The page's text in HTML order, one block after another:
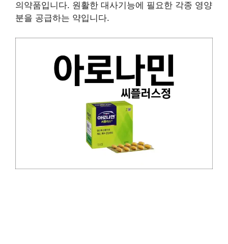
의약품입니다. 원활한 대사기능에 필요한 각종 영양
분을 공급하는 약입니다.